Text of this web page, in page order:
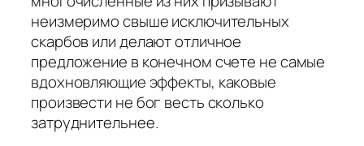
неизмеримо свыше исключительных
скарбов или делают отличное
предложение в конечном счете не самые
вдохновляющие эффекты, каковые
произвести не бог весть сколько
затруднительнее.